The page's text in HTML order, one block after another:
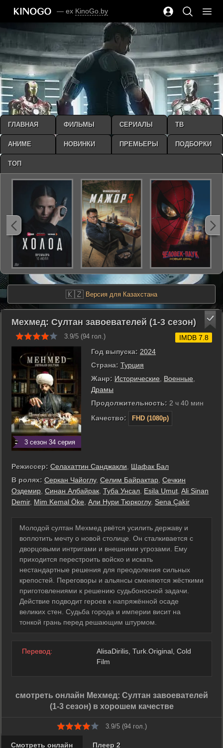
— ex KinoGo.by
🇰🇿 Версия для Казахстана
Мехмед: Султан завоевателей (1-3 сезон)
3.9/5 (94 гол.)
3 сезон 34 серия
Год выпуска: 2024
Страна: Турция
Жанр: Исторические Военные
Драмы
Продолжительность: 2 ч 40 мин
Качество:
FHD (1080p)
IMDB 7.8
Режиссер: Селахаттин Санджакли
Шафак Бал
В ролях: Серкан Чайоглу, Селим Байрактар Сечкин
Оздемир Синан Албайрак Туба Унсал Esila Umut Ali Sinan
Demir, Mim Kemal Öke Али Нури Тюркоглу, Sena Çakir
Молодой султан Мехмед рвётся усилить державу и
воплотить мечту о новой столице. Он сталкивается с
дворцовыми интригами и внешними угрозами. Ему
приходится перестроить войско и искать
нестандартные решения для преодоления сильных
крепостей. Переговоры и альянсы сменяются жёсткими
приготовлениями к решению судьбоносной задачи.
Действие подводит героев к напряжённой осаде
великих стен. Судьба города и империи висит на
тонкой грань перед решающим штурмом.
Перевод:
AlisaDirilis, Turk.Original, Cold
Film
смотреть онлайн Мехмед: Султан завоевателей
(1-3 сезон) в хорошем качестве
3.9/5 (94 гол.)
Смотреть онлайн Плеер 2
ГЛАВНАЯ ФИЛЬМЫ СЕРИАЛЫ ТВ
АНИМЕ НОВИНКИ ПРЕМЬЕРЫ ПОДБОРКИ
ТОП